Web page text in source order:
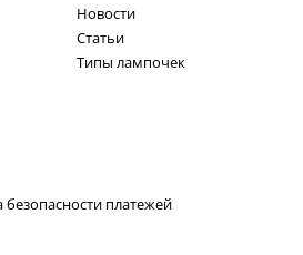
Новости
Статьи
Типы лампочек
безопасности платежей